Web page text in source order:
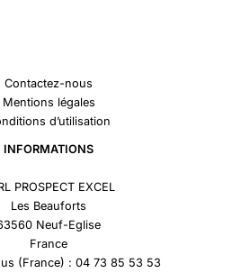
Contactez-nous
Mentions légales
d’utilisation
INFORMATIONS
PROSPECT EXCEL
Les Beauforts
Neuf-Eglise
France
(France) : 04 73 85 53 53